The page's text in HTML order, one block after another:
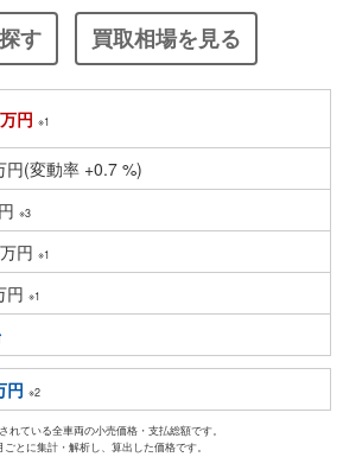
す 買取相場を見る
円 ※1
円(変動率 +0.7 %)
※3
円 ※1
円 ※1
円 ※2
ている全車両の小売価格・支払総額です。
とに集計・解析し、算出した価格です。